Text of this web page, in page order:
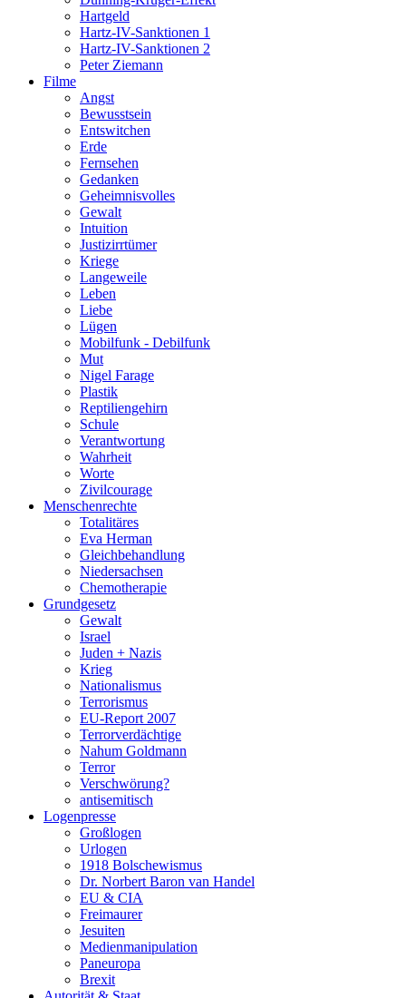
Hartgeld
Hartz-IV-Sanktionen 1
Hartz-IV-Sanktionen 2
Peter Ziemann
Filme
Angst
Bewusstsein
Entswitchen
Erde
Fernsehen
Gedanken
Geheimnisvolles
Gewalt
Intuition
Justizirrtümer
Kriege
Langeweile
Leben
Liebe
Lügen
Mobilfunk - Debilfunk
Mut
Nigel Farage
Plastik
Reptiliengehirn
Schule
Verantwortung
Wahrheit
Worte
Zivilcourage
Menschenrechte
Totalitäres
Eva Herman
Gleichbehandlung
Niedersachsen
Chemotherapie
Grundgesetz
Gewalt
Israel
Juden + Nazis
Krieg
Nationalismus
Terrorismus
EU-Report 2007
Terrorverdächtige
Nahum Goldmann
Terror
Verschwörung?
antisemitisch
Logenpresse
Großlogen
Urlogen
1918 Bolschewismus
Dr. Norbert Baron van Handel
EU & CIA
Freimaurer
Jesuiten
Medienmanipulation
Paneuropa
Brexit